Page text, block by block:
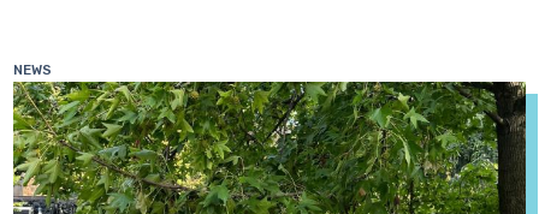
NEWS